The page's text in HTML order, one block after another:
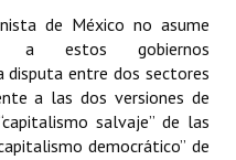
de México no asume
a estos gobiernos
disputa entre dos sectores
a las dos versiones de
salvaje” de las
democrático” de